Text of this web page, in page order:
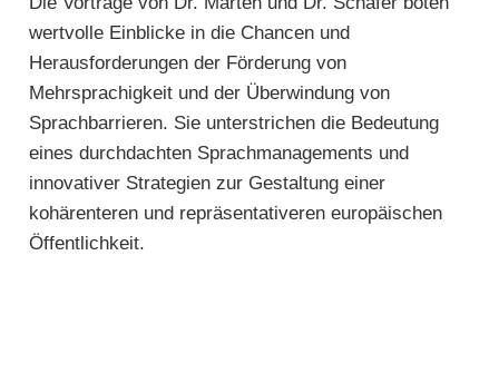
wertvolle Einblicke in die Chancen und
Herausforderungen der Förderung von
Mehrsprachigkeit und der Überwindung von
Sprachbarrieren. Sie unterstrichen die Bedeutung
eines durchdachten Sprachmanagements und
innovativer Strategien zur Gestaltung einer
kohärenteren und repräsentativeren europäischen
Öffentlichkeit.